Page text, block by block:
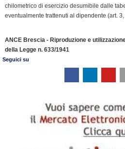
y
chilometrico di esercizio desumibile dalle
eventualmente trattenuti al dipendente (art.
ANCE Brescia - Riproduzione e
della Legge n. 633/1941
Seguici su